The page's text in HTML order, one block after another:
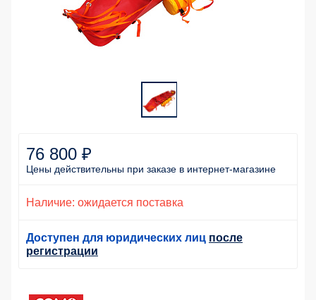
76 800 ₽
Цены действительны при заказе в интернет-магазине
Наличие: ожидается поставка
Доступен для юридических лиц после
регистрации